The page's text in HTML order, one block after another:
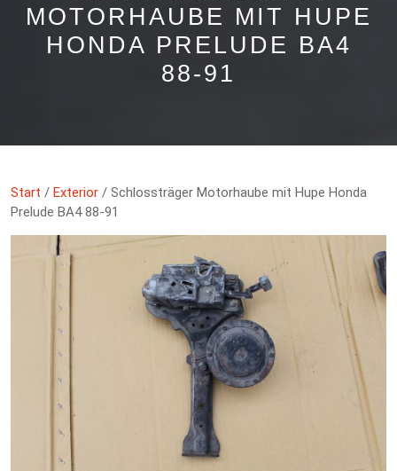
MOTORHAUBE MIT HUPE
HONDA PRELUDE BA4
88-91
Start / Exterior / Schlossträger Motorhaube mit Hupe Honda
Prelude BA4 88-91